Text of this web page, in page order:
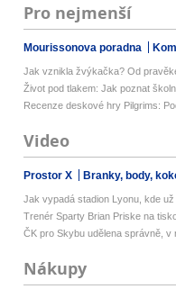
Pro nejmenší
Mourissonova poradna
Jak vznikla žvýkačka? Od
Život pod tlakem: Jak poznat
Recenze deskové hry Pilgrims:
Video
Prostor X Branky, body,
Jak vypadá stadion Lyonu, kde
Trenér Sparty Brian Priske na
ČK pro Skybu udělena správně,
Nákupy